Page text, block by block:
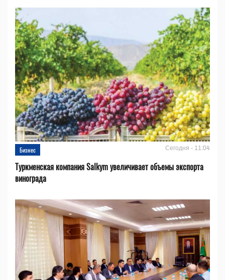
Бизнес Сегодня - 11:04
Туркменская компания Salkym увеличивает объемы экспорта
винограда